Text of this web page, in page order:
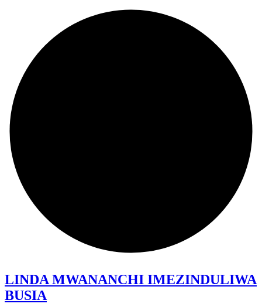
LINDA MWANANCHI IMEZINDULIWA
BUSIA